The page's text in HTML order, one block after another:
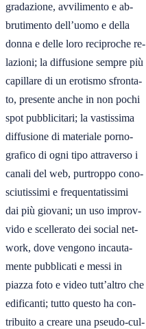
gradazione, avvilimento e ab-
brutimento dell’uomo e della
donna e delle loro reciproche re-
lazioni; la diffusione sempre più
capillare di un erotismo sfronta-
to, presente anche in non pochi
spot pubblicitari; la vastissima
diffusione di materiale porno-
grafico di ogni tipo attraverso i
canali del web, purtroppo cono-
sciutissimi e frequentatissimi
dai più giovani; un uso improv-
vido e scellerato dei social net-
work, dove vengono incauta-
mente pubblicati e messi in
piazza foto e video tutt’altro che
edificanti; tutto questo ha con-
tribuito a creare una pseudo-cul-